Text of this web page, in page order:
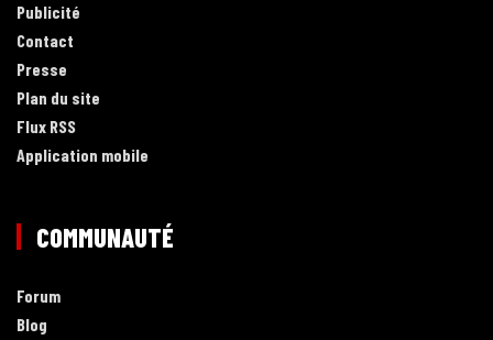
Publicité
Contact
Presse
Plan du site
Flux RSS
Application mobile
COMMUNAUTÉ
Forum
Blog